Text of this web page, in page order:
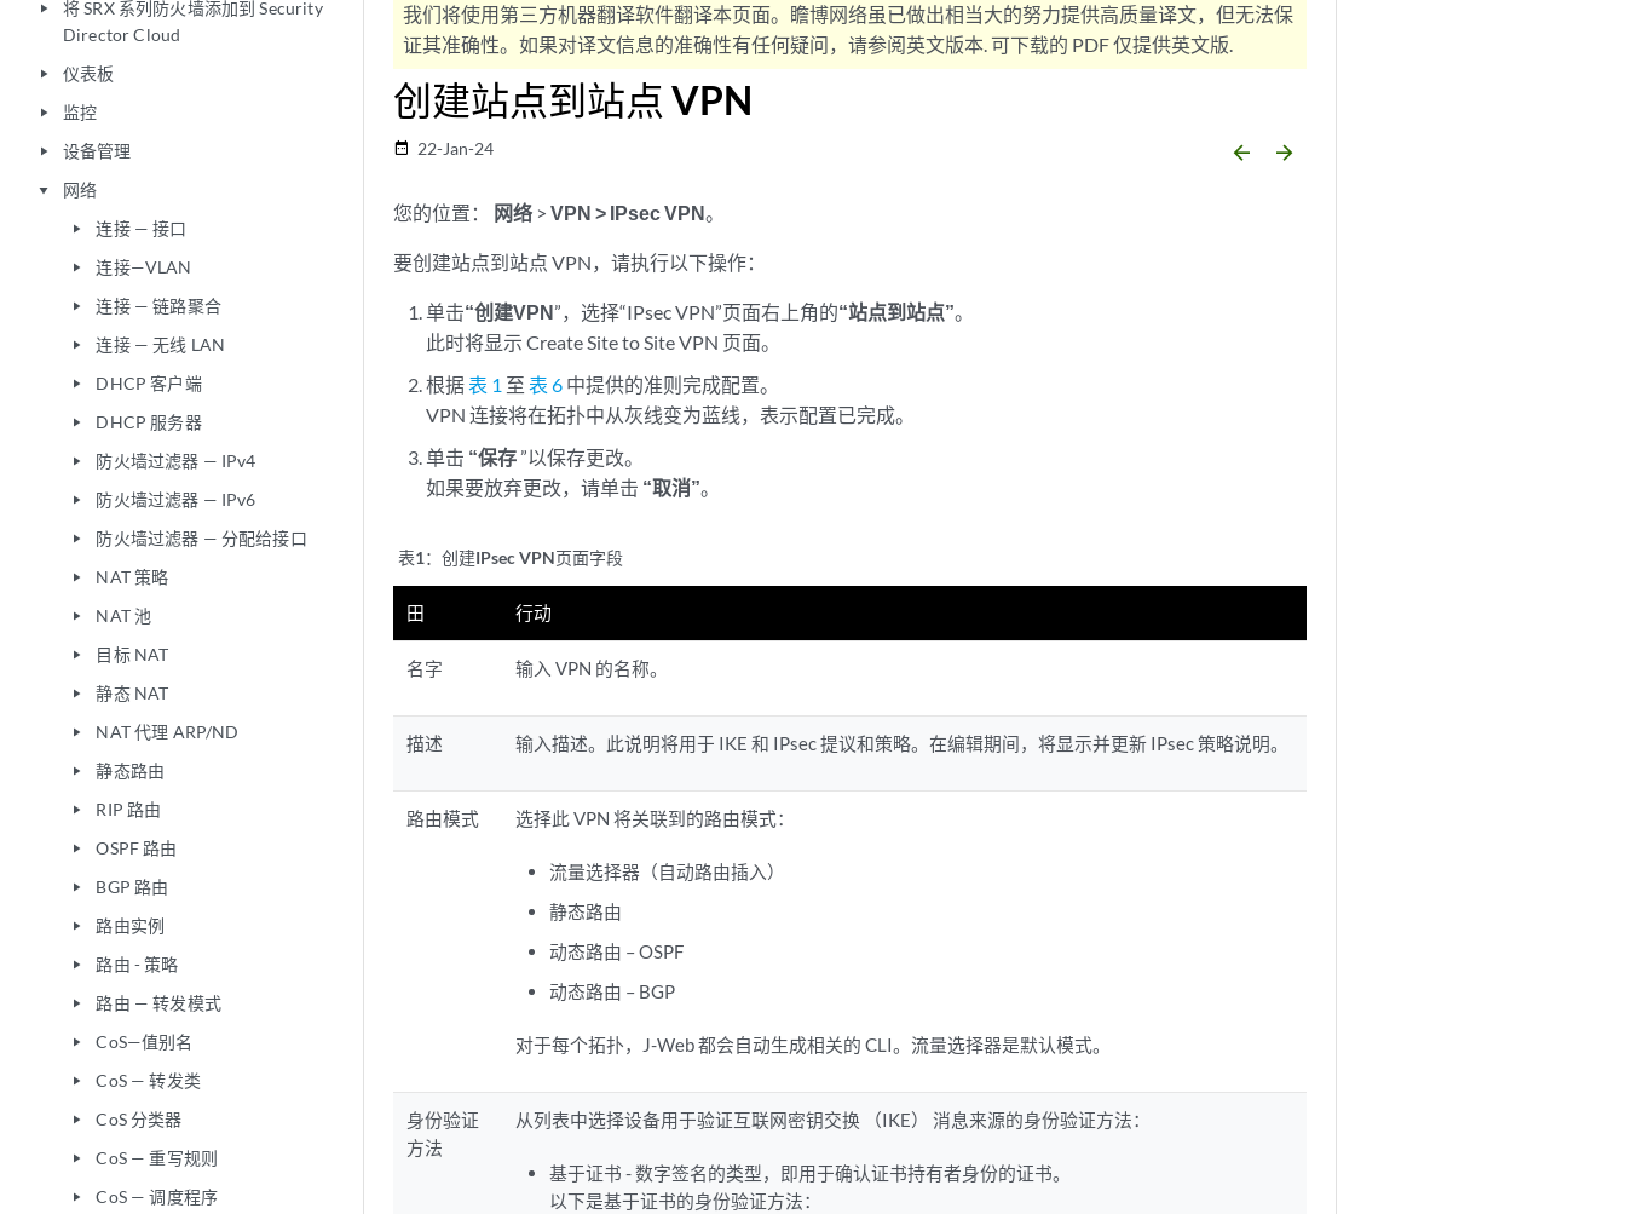
play_arrow
将 SRX 系列防火墙添加到 Security
Director Cloud
play_arrow 仪表板
play_arrow 监控
play_arrow 设备管理
play_arrow 网络
play_arrow 连接 — 接口
play_arrow 连接—VLAN
play_arrow 连接 — 链路聚合
play_arrow 连接 — 无线 LAN
play_arrow DHCP 客户端
play_arrow DHCP 服务器
play_arrow 防火墙过滤器 — IPv4
play_arrow 防火墙过滤器 — IPv6
play_arrow 防火墙过滤器 — 分配给接口
play_arrow NAT 策略
play_arrow NAT 池
play_arrow 目标 NAT
play_arrow 静态 NAT
play_arrow NAT 代理 ARP/ND
play_arrow 静态路由
play_arrow RIP 路由
play_arrow OSPF 路由
play_arrow BGP 路由
play_arrow 路由实例
play_arrow 路由 - 策略
play_arrow 路由 — 转发模式
play_arrow CoS—值别名
play_arrow CoS — 转发类
play_arrow CoS 分类器
play_arrow CoS — 重写规则
play_arrow CoS — 调度程序
我们将使用第三方机器翻译软件翻译本页面。瞻博网络虽已做出相当大的努力提供高质量译文，但无法保
证其准确性。如果对译文信息的准确性有任何疑问，请参阅英文版本. 可下载的 PDF 仅提供英文版.
创建站点到站点 VPN
date_range 22-Jan-24 arrow_backward arrow_forward
您的位置： 网络 > VPN > IPsec VPN。
要创建站点到站点 VPN，请执行以下操作：
单击“创建VPN”，选择“IPsec VPN”页面右上角的“站点到站点”。
此时将显示 Create Site to Site VPN 页面。
根据表 1 至表 6 中提供的准则完成配置。
VPN 连接将在拓扑中从灰线变为蓝线，表示配置已完成。
单击 “保存 ”以保存更改。
如果要放弃更改，请单击 “取消”。
表1： 创建IPsec VPN页面字段
田 行动
名字 输入 VPN 的名称。
描述 输入描述。此说明将用于 IKE 和 IPsec 提议和策略。在编辑期间，将显示并更新 IPsec 策略说明。
路由模式 选择此 VPN 将关联到的路由模式：
流量选择器（自动路由插入）
静态路由
动态路由 – OSPF
动态路由 – BGP
对于每个拓扑，J-Web 都会自动生成相关的 CLI。流量选择器是默认模式。
身份验证
方法
从列表中选择设备用于验证互联网密钥交换 （IKE） 消息来源的身份验证方法：
基于证书 - 数字签名的类型，即用于确认证书持有者身份的证书。
以下是基于证书的身份验证方法：